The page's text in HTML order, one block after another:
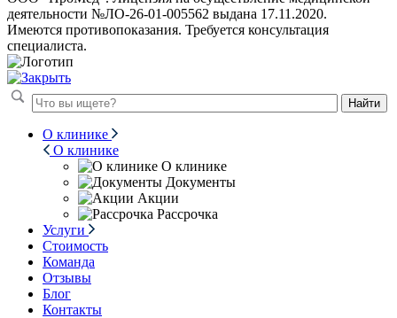
деятельности №ЛО-26-01-005562 выдана 17.11.2020.
Имеются противопоказания. Требуется консультация
специалиста.
Найти
О клинике
О клинике
О клинике
Документы
Акции
Рассрочка
Услуги
Стоимость
Команда
Отзывы
Блог
Контакты